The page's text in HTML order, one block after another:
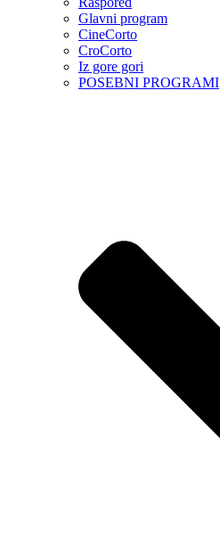
Glavni program
CineCorto
CroCorto
Iz gore gori
POSEBNI PROGRAMI